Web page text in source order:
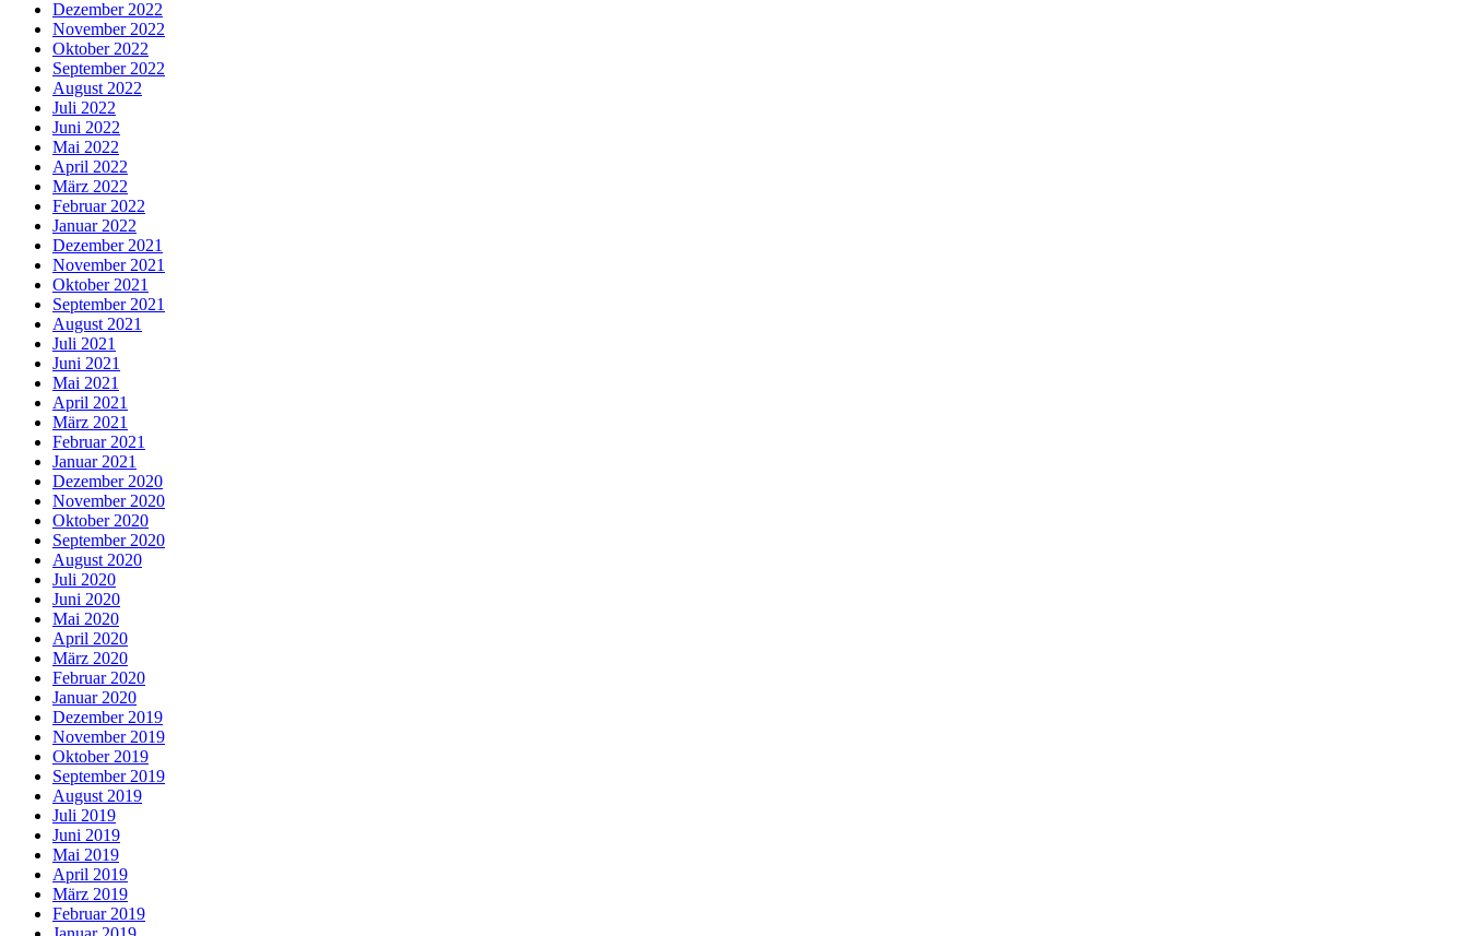
Dezember 2022
November 2022
Oktober 2022
September 2022
August 2022
Juli 2022
Juni 2022
Mai 2022
April 2022
März 2022
Februar 2022
Januar 2022
Dezember 2021
November 2021
Oktober 2021
September 2021
August 2021
Juli 2021
Juni 2021
Mai 2021
April 2021
März 2021
Februar 2021
Januar 2021
Dezember 2020
November 2020
Oktober 2020
September 2020
August 2020
Juli 2020
Juni 2020
Mai 2020
April 2020
März 2020
Februar 2020
Januar 2020
Dezember 2019
November 2019
Oktober 2019
September 2019
August 2019
Juli 2019
Juni 2019
Mai 2019
April 2019
März 2019
Februar 2019